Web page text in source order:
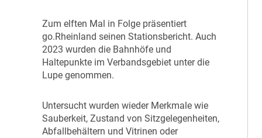
Zum elften Mal in Folge präsentiert
go.Rheinland seinen Stationsbericht. Auch
2023 wurden die Bahnhöfe und
Haltepunkte im Verbandsgebiet unter die
Lupe genommen.
Untersucht wurden wieder Merkmale wie
Sauberkeit, Zustand von Sitzgelegenheiten,
Abfallbehältern und Vitrinen oder